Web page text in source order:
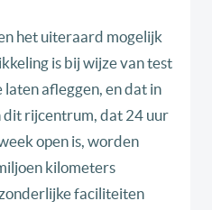
het uiteraard mogelijk
is bij wijze van test
afleggen, en dat in
dit rijcentrum, dat 24 uur
open is, worden
kilometers
faciliteiten